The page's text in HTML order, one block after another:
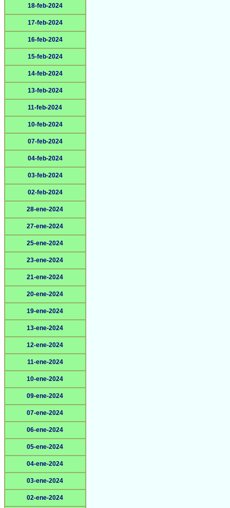
18-feb-2024
17-feb-2024
16-feb-2024
15-feb-2024
14-feb-2024
13-feb-2024
11-feb-2024
10-feb-2024
07-feb-2024
04-feb-2024
03-feb-2024
02-feb-2024
28-ene-2024
27-ene-2024
25-ene-2024
23-ene-2024
21-ene-2024
20-ene-2024
19-ene-2024
13-ene-2024
12-ene-2024
11-ene-2024
10-ene-2024
09-ene-2024
07-ene-2024
06-ene-2024
05-ene-2024
04-ene-2024
03-ene-2024
02-ene-2024